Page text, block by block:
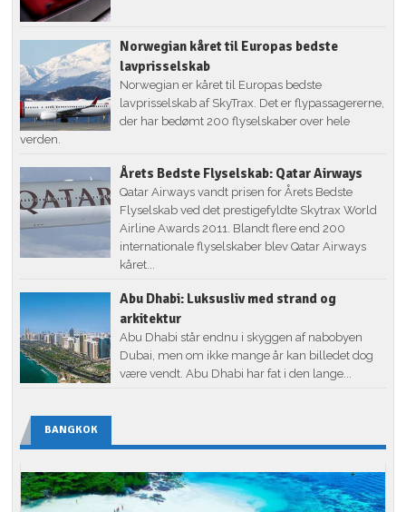
Norwegian kåret til Europas bedste
lavprisselskab
Norwegian er kåret til Europas bedste
lavprisselskab af SkyTrax. Det er flypassagererne,
der har bedømt 200 flyselskaber over hele
verden.
Årets Bedste Flyselskab: Qatar Airways
Qatar Airways vandt prisen for Årets Bedste
Flyselskab ved det prestigefyldte Skytrax World
Airline Awards 2011. Blandt flere end 200
internationale flyselskaber blev Qatar Airways
kåret...
Abu Dhabi: Luksusliv med strand og
arkitektur
Abu Dhabi står endnu i skyggen af nabobyen
Dubai, men om ikke mange år kan billedet dog
være vendt. Abu Dhabi har fat i den lange...
BANGKOK